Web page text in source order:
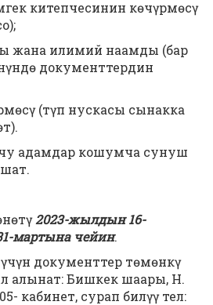
китепчесинин көчүрмөсү
жана илимий наамды (бар
документтердин
(түп нускасы сынакка
адамдар кошумча сунуш
2023-жылдын16-
мартына чейин.
документтер төмөнкү
алынат: Бишкек шаары, Н.
кабинет, сурап билүү тел: